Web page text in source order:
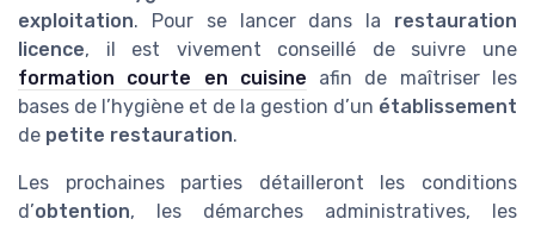
exploitation. Pour se lancer dans la restauration
licence, il est vivement conseillé de suivre une
formation courte en cuisine afin de maîtriser les
bases de l’hygiène et de la gestion d’un établissement
de petite restauration.
Les prochaines parties détailleront les conditions
d’obtention, les démarches administratives, les